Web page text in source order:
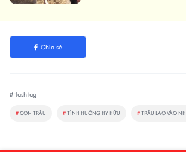
Chia sẻ
#Hashtag
#CON TRÂU #TÌNH HUỐNG HY HỮU #TRÂU LAO VÀO